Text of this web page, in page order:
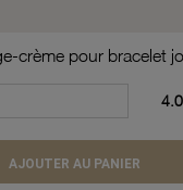
AJOUTER AU PANIER